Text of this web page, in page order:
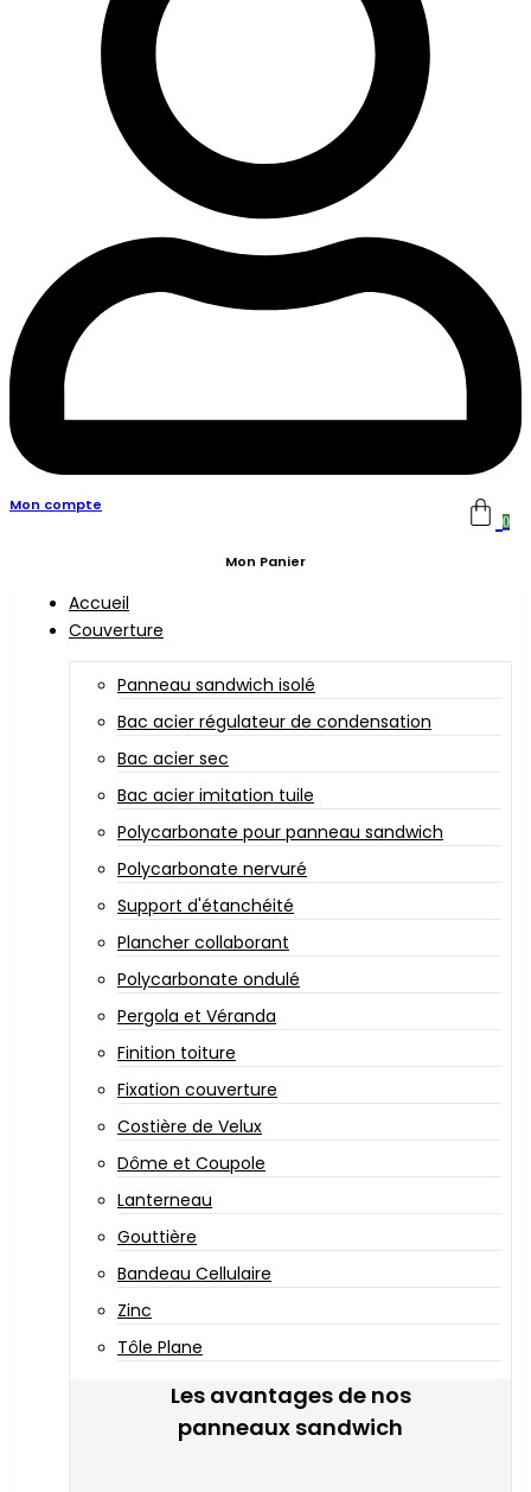
Mon compte
0
Mon Panier
Accueil
Couverture
Panneau sandwich isolé
Bac acier régulateur de condensation
Bac acier sec
Bac acier imitation tuile
Polycarbonate pour panneau sandwich
Polycarbonate nervuré
Support d'étanchéité
Plancher collaborant
Polycarbonate ondulé
Pergola et Véranda
Finition toiture
Fixation couverture
Costière de Velux
Dôme et Coupole
Lanterneau
Gouttière
Bandeau Cellulaire
Zinc
Tôle Plane
Les avantages de nos
panneaux sandwich